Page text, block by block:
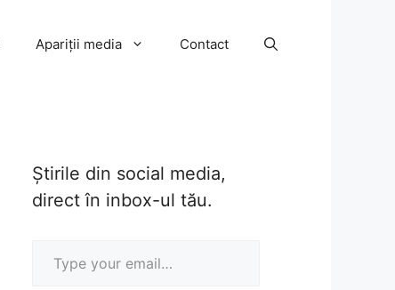
Apariții media Contact
Știrile din social media,
direct în inbox-ul tău.